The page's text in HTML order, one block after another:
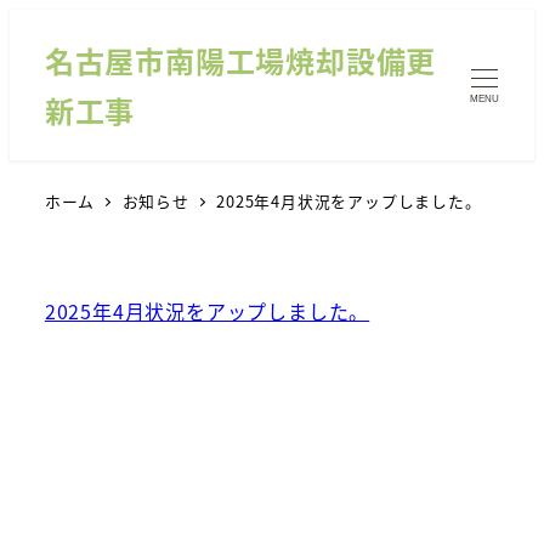
名古屋市南陽工場焼却設備更
新工事
MENU
ホーム お知らせ 2025年4月状況をアップしました。
2025年4月状況をアップしました。